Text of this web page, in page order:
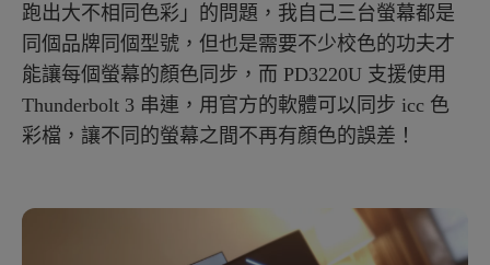
跑出大不相同色彩」的問題，我自己三台螢幕都是
同個品牌同個型號，但也是需要不少校色的功夫才
能讓每個螢幕的顏色同步，而 PD3220U 支援使用
Thunderbolt 3 串連，用官方的軟體可以同步 icc 色
彩檔，讓不同的螢幕之間不再有顏色的誤差！